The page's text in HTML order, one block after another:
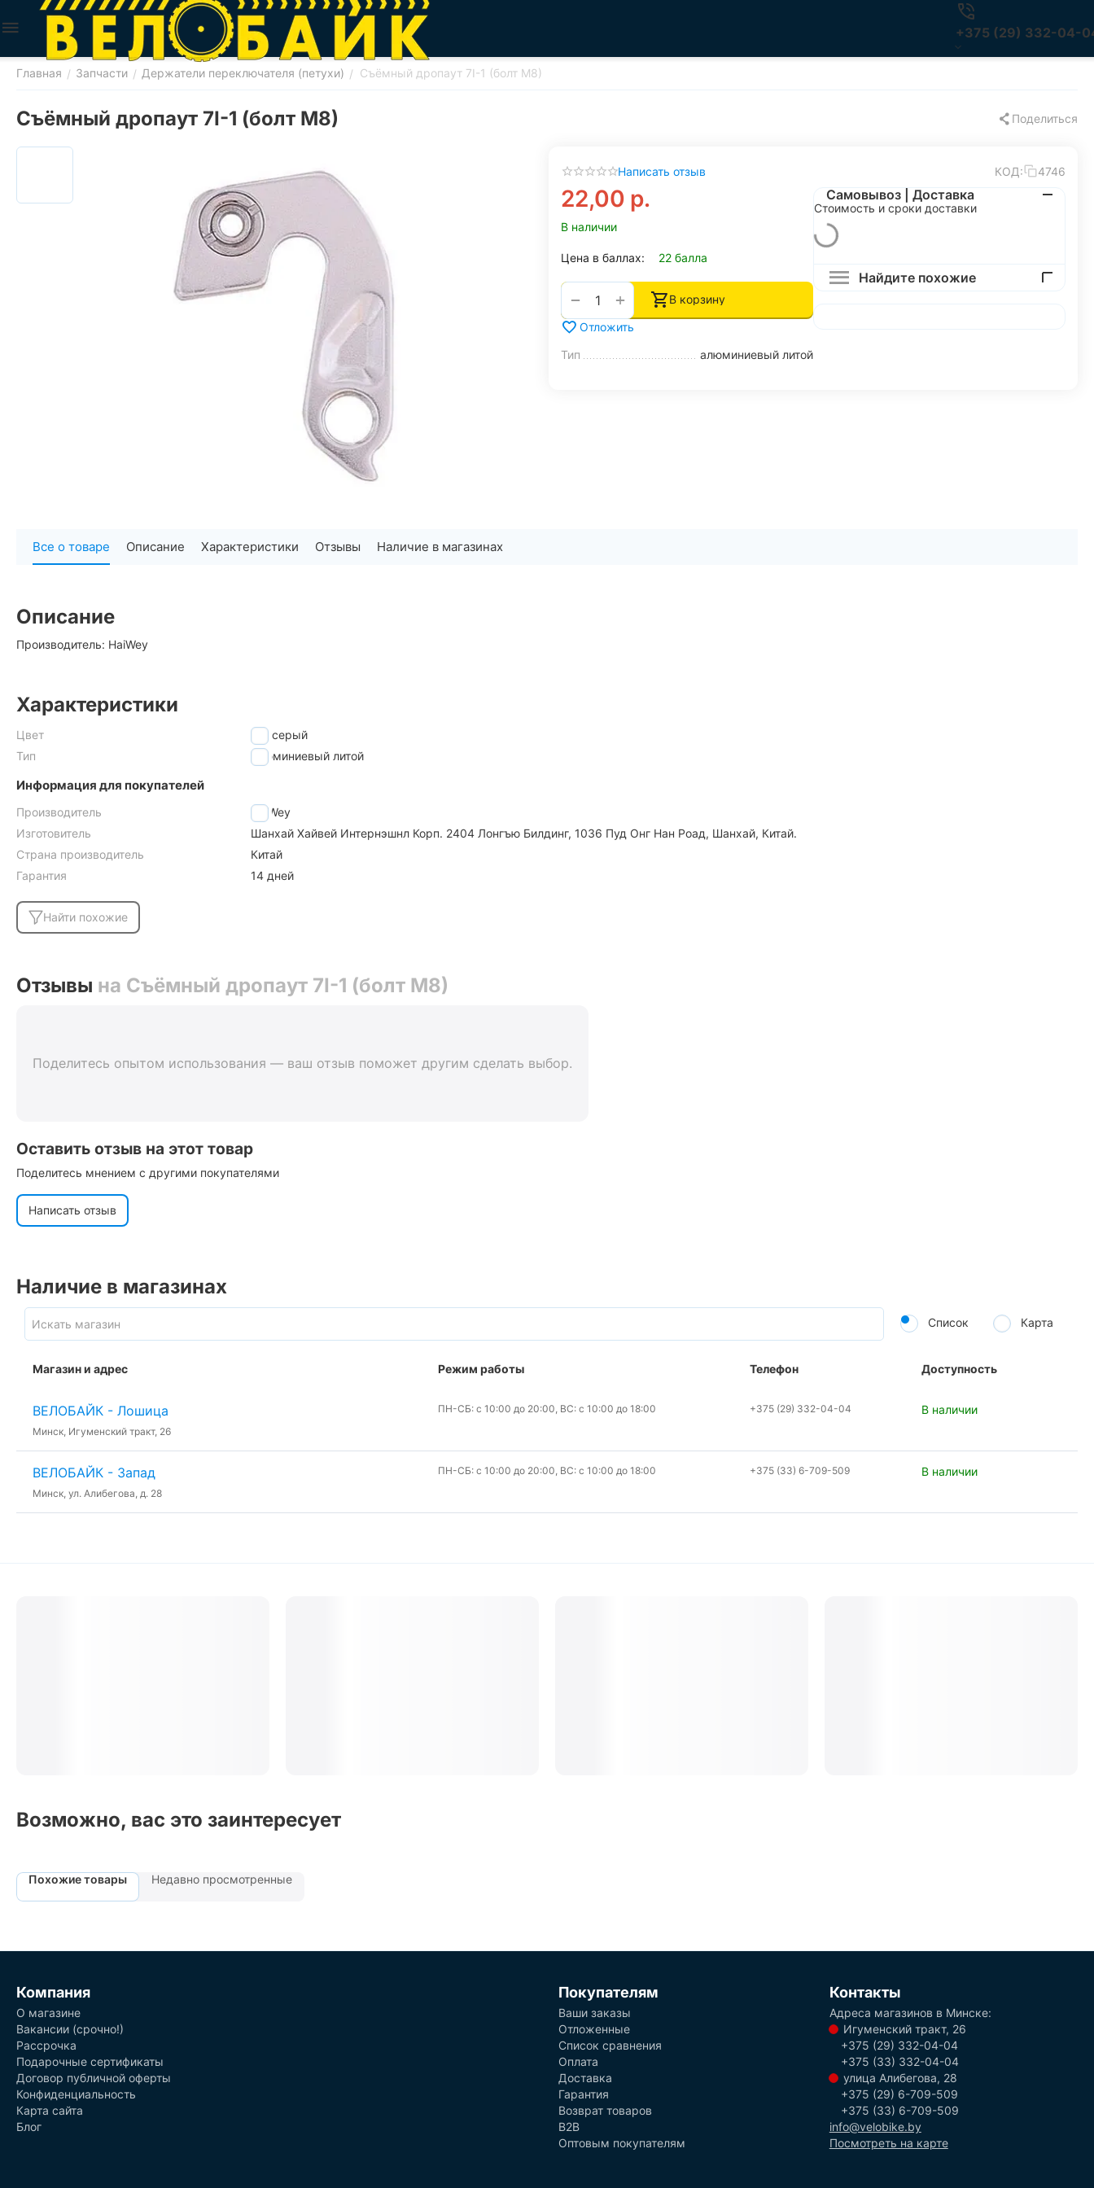
+375 (29) 332-04-
Главная / Запчасти / Держатели переключателя (петухи) / Съёмный дропаут 7I-1 (болт M8)
Съёмный дропаут 7I-1 (болт M8) Поделиться
Написать отзыв КОД: 4746
22,00 р.
В наличии
Цена в баллах: 22 балла
+
−
В корзину
Отложить
Тип
алюминиевый литой
Самовывоз | Доставка
Стоимость и сроки доставки
Найдите похожие
Все о товаре Описание Характеристики Отзывы Наличие в магазинах
Описание
Производитель: HaiWey
Характеристики
Цвет
серый
Тип
алюминиевый литой
Информация для покупателей
Производитель
HaiWey
Изготовитель
Шанхай Хайвей Интернэшнл Корп. 2404 Лонгъю Билдинг, 1036 Пуд Онг Нан Роад, Шанхай, Китай.
Страна производитель
Китай
Гарантия
14 дней
Найти похожие
Отзывы на Съёмный дропаут 7I-1 (болт M8)
Поделитесь опытом использования — ваш отзыв поможет другим сделать выбор.
Оставить отзыв на этот товар
Поделитесь мнением с другими покупателями
Написать отзыв
Наличие в магазинах
Список Карта
Магазин и адрес Режим работы Телефон Доступность
ВЕЛОБАЙК - Лошица
Минск, Игуменский тракт, 26
ПН-СБ: с 10:00 до 20:00, ВС: с 10:00 до 18:00 +375 (29) 332-04-04 В наличии
ВЕЛОБАЙК - Запад
Минск, ул. Алибегова, д. 28
ПН-СБ: с 10:00 до 20:00, ВС: с 10:00 до 18:00 +375 (33) 6-709-509 В наличии
Возможно, вас это заинтересует
Похожие товары Недавно просмотренные
Компания
О магазине
Вакансии (срочно!)
Рассрочка
Подарочные сертификаты
Договор публичной оферты
Конфиденциальность
Карта сайта
Блог
Покупателям
Ваши заказы
Отложенные
Список сравнения
Оплата
Доставка
Гарантия
Возврат товаров
B2B
Оптовым покупателям
Контакты
Адреса магазинов в Минске:
Игуменский тракт, 26
+375 (29) 332-04-04
+375 (33) 332-04-04
улица Алибегова, 28
+375 (29) 6-709-509
+375 (33) 6-709-509
info@velobike.by
Посмотреть на карте